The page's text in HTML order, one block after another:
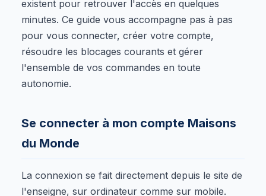
existent pour retrouver l'accès en quelques
minutes. Ce guide vous accompagne pas à pas
pour vous connecter, créer votre compte,
résoudre les blocages courants et gérer
l'ensemble de vos commandes en toute
autonomie.
Se connecter à mon compte Maisons
du Monde
La connexion se fait directement depuis le site de
l'enseigne, sur ordinateur comme sur mobile.